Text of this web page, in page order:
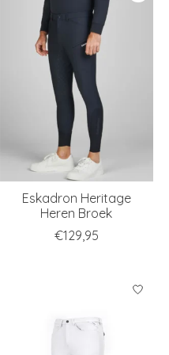
Eskadron Heritage
Heren Broek
€129,95